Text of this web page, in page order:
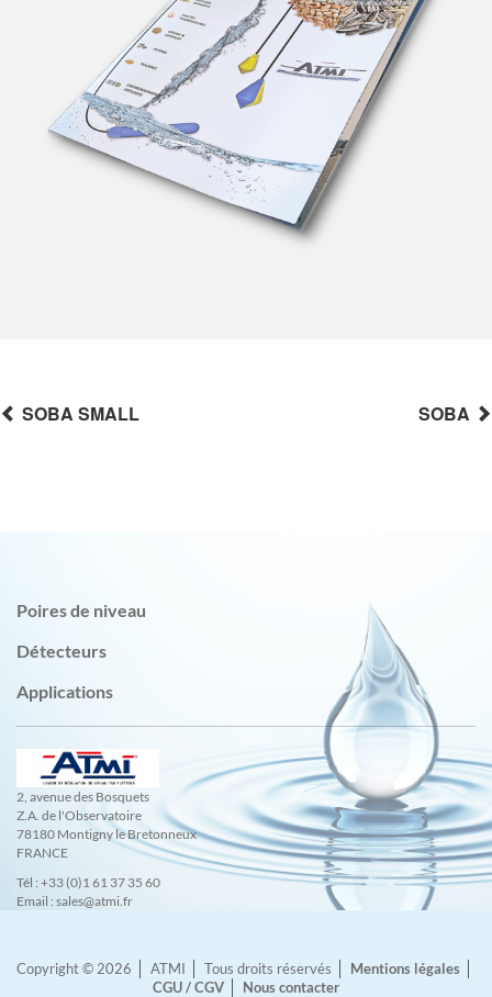
SOBA SMALL SOBA
Poires de niveau
Détecteurs
Applications
2, avenue des Bosquets
Z.A. de l'Observatoire
78180 Montigny le Bretonneux
FRANCE
Tél : +33 (0)1 61 37 35 60
Email : sales@atmi.fr
Copyright © 2026 ATMI Tous droits réservés
Mentions légales
CGU / CGV
Nous contacter